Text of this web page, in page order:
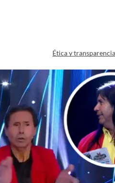
Ética y